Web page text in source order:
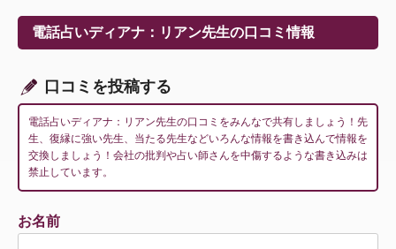
ー
シ
ン
電話占いディアナ：リアン先生の口コミ情報
口コミを投稿する
電話占いディアナ：リアン先生の口コミをみんなで共有しましょう！先
生、復縁に強い先生、当たる先生などいろんな情報を書き込んで情報を
交換しましょう！会社の批判や占い師さんを中傷するような書き込みは
禁止しています。
お名前